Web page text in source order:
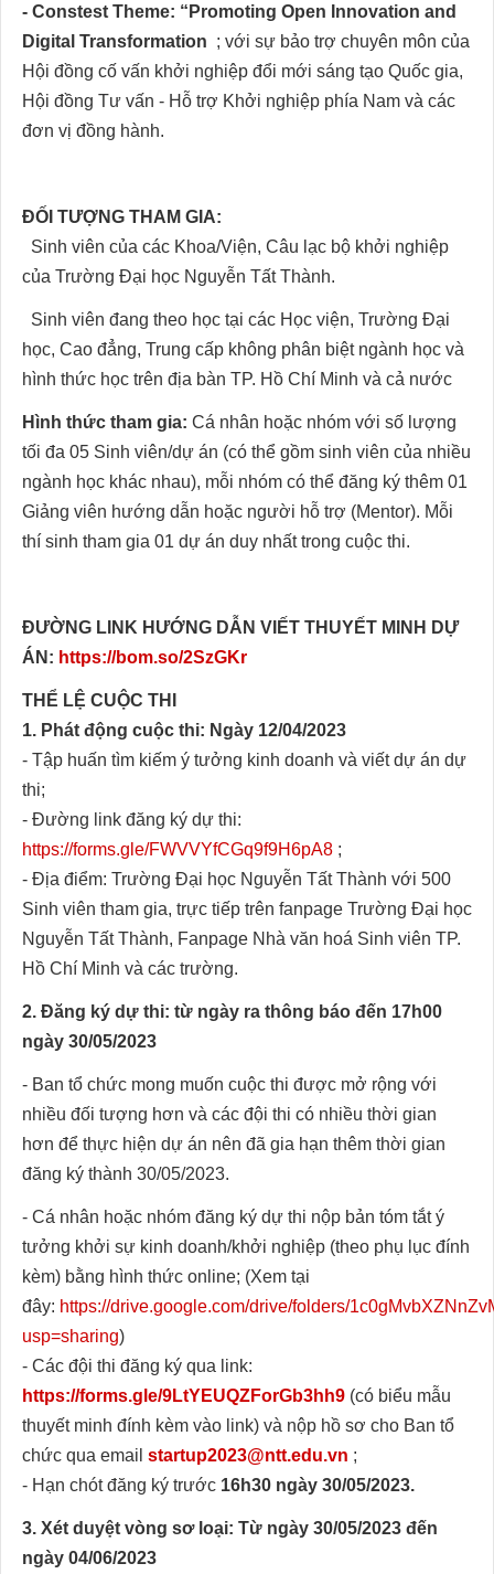
- Constest Theme: “Promoting Open Innovation and
Digital Transformation ; với sự bảo trợ chuyên môn của
Hội đồng cố vấn khởi nghiệp đổi mới sáng tạo Quốc gia,
Hội đồng Tư vấn - Hỗ trợ Khởi nghiệp phía Nam và các
đơn vị đồng hành.
ĐỐI TƯỢNG THAM GIA:
Sinh viên của các Khoa/Viện, Câu lạc bộ khởi nghiệp
của Trường Đại học Nguyễn Tất Thành.
Sinh viên đang theo học tại các Học viện, Trường Đại
học, Cao đẳng, Trung cấp không phân biệt ngành học và
hình thức học trên địa bàn TP. Hồ Chí Minh và cả nước
Hình thức tham gia: Cá nhân hoặc nhóm với số lượng
tối đa 05 Sinh viên/dự án (có thể gồm sinh viên của nhiều
ngành học khác nhau), mỗi nhóm có thể đăng ký thêm 01
Giảng viên hướng dẫn hoặc người hỗ trợ (Mentor). Mỗi
thí sinh tham gia 01 dự án duy nhất trong cuộc thi.
ĐƯỜNG LINK HƯỚNG DẪN VIẾT THUYẾT MINH DỰ
ÁN: https://bom.so/2SzGKr
THỂ LỆ CUỘC THI
1. Phát động cuộc thi: Ngày 12/04/2023
- Tập huấn tìm kiếm ý tưởng kinh doanh và viết dự án dự
thi;
- Đường link đăng ký dự thi:
https://forms.gle/FWVVYfCGq9f9H6pA8 ;
- Địa điểm: Trường Đại học Nguyễn Tất Thành với 500
Sinh viên tham gia, trực tiếp trên fanpage Trường Đại học
Nguyễn Tất Thành, Fanpage Nhà văn hoá Sinh viên TP.
Hồ Chí Minh và các trường.
2. Đăng ký dự thi: từ ngày ra thông báo đến 17h00
ngày 30/05/2023
- Ban tổ chức mong muốn cuộc thi được mở rộng với
nhiều đối tượng hơn và các đội thi có nhiều thời gian
hơn để thực hiện dự án nên đã gia hạn thêm thời gian
đăng ký thành 30/05/2023.
- Cá nhân hoặc nhóm đăng ký dự thi nộp bản tóm tắt ý
tưởng khởi sự kinh doanh/khởi nghiệp (theo phụ lục đính
kèm) bằng hình thức online; (Xem tại
đây: https://drive.google.com/drive/folders/
usp=sharing)
- Các đội thi đăng ký qua link:
https://forms.gle/9LtYEUQZForGb3hh9 (có biểu mẫu
thuyết minh đính kèm vào link) và nộp hồ sơ cho Ban tổ
chức qua email startup2023@ntt.edu.vn ;
- Hạn chót đăng ký trước 16h30 ngày 30/05/2023.
3. Xét duyệt vòng sơ loại: Từ ngày 30/05/2023 đến
ngày 04/06/2023